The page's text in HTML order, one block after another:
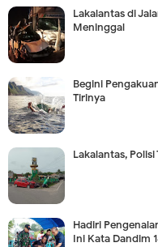
Lakalantas di
Meninggal
Begini
Tirinya
Lakalantas,
Hadiri
Ini Kata Dandim